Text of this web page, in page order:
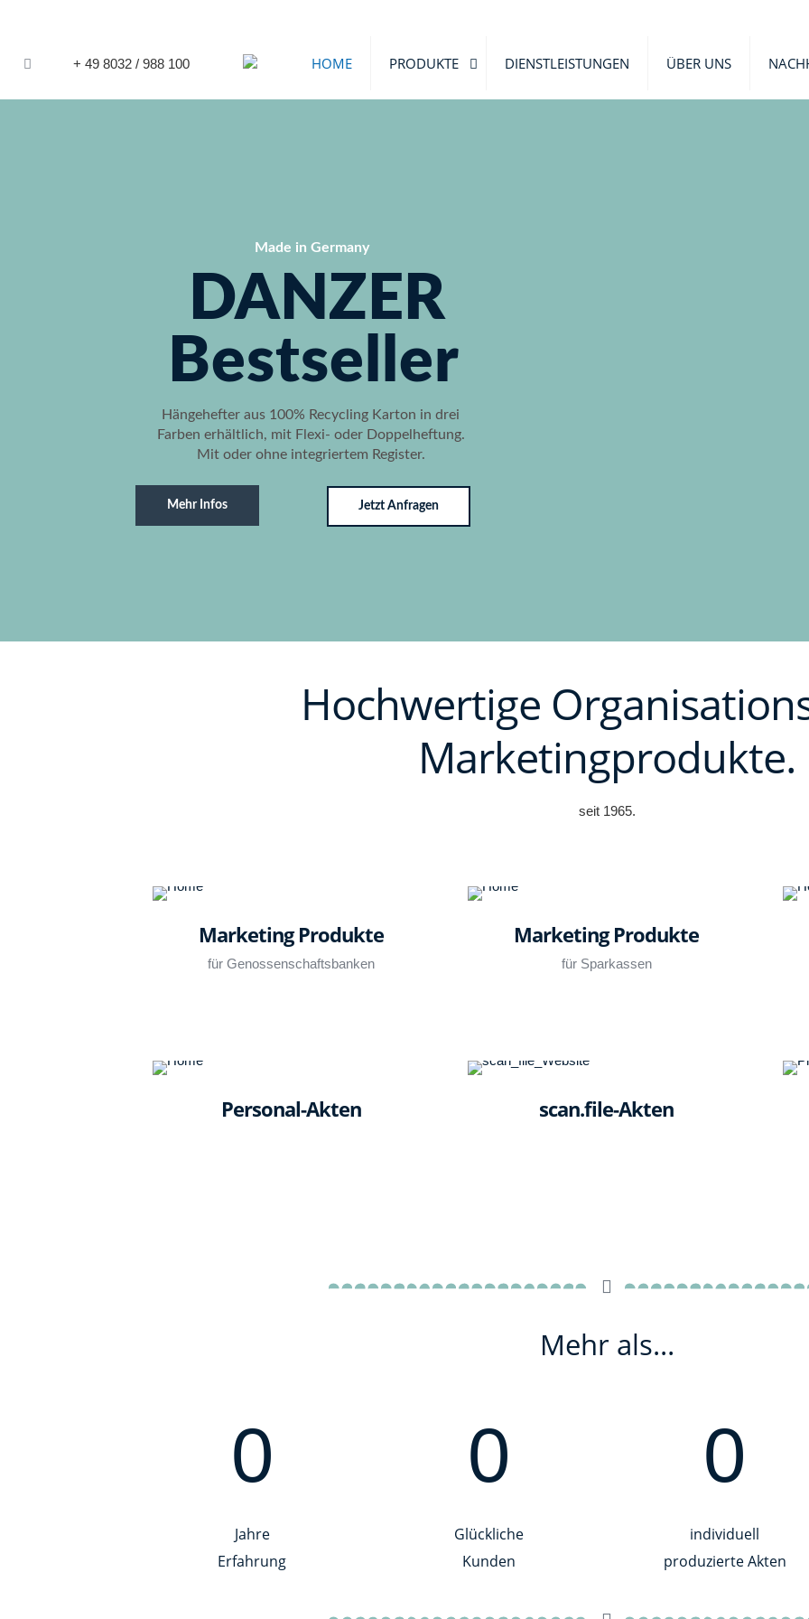
+ 49 8032 / 988 100 HOME PRODUKTE DIENSTLEISTUNGEN ÜBER UNS
DANZER
Bestseller
Made in Germany
Hängehefter aus 100% Recycling Karton in drei
Farben erhältlich, mit Flexi- oder Doppelheftung.
Mit oder ohne integriertem Register.
Mehr Infos Jetzt Anfragen
Hochwertige
Marketingprodukte.
seit 1965.
Marketing Produkte
für Genossenschaftsbanken
Marketing Produkte
für Sparkassen
Personal-Akten scan.file-Akten
Mehr als…
0
Jahre
Erfahrung
0
Glückliche
Kunden
0
individuell
produzierte Akten